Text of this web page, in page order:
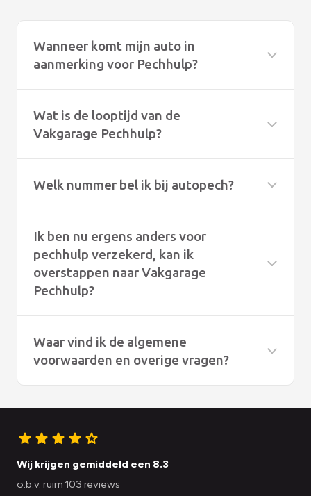
Wanneer komt mijn auto in
aanmerking voor Pechhulp?
Wat is de looptijd van de
Vakgarage Pechhulp?
Welk nummer bel ik bij autopech?
Ik ben nu ergens anders voor
pechhulp verzekerd, kan ik
overstappen naar Vakgarage
Pechhulp?
Waar vind ik de algemene
voorwaarden en overige vragen?
Onze algemene voorwaarden vindt uhier
Wij krijgen gemiddeld een 8.3
o.b.v. ruim 103 reviews